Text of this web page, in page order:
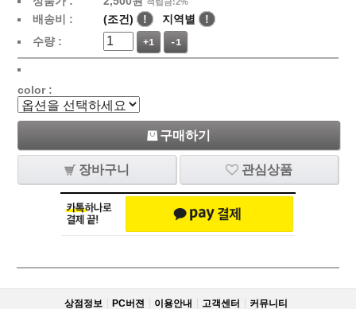
배송비 : (조건) ! 지역별
!
수량 :
+1 -1
color :
구매하기
장바구니 관심상품
상점정보 PC버젼 이용안내 고객센터 커뮤니티